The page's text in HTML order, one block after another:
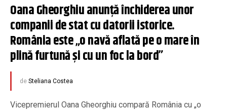
Oana Gheorghiu anunță închiderea unor
companii de stat cu datorii istorice.
România este „o navă aflată pe o mare în
plină furtună şi cu un foc la bord”
de Steliana Costea
Vicepremierul Oana Gheorghiu compară România cu „o